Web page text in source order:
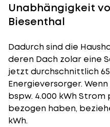
Unabhängigkeit
Biesenthal
Dadurch sind die
deren Dach zolar eine
jetzt durchschnittlich
Energieversorger.
bspw. 4.000 kWh
bezogen haben,
kWh.